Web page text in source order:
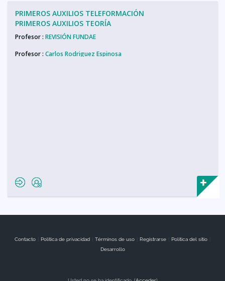
PRIMEROS AUXILIOS TELEFORMACIÓN
PRIMEROS AUXILIOS TEORÍA
Profesor :REVISIÓN FUNDAE
Profesor :Carlos Rodriguez Espinosa
Contacto Política de privacidad Términos de uso Registrarse Política del sitio
Desarrollo